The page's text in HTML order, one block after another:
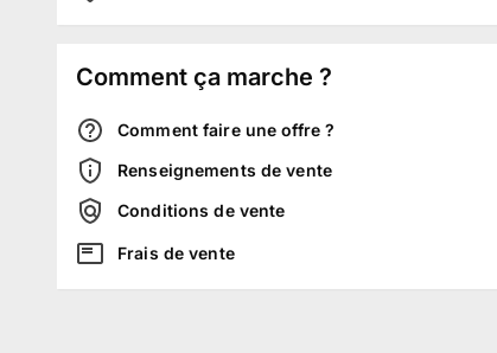
Comment ça marche ?
Comment faire une offre ?
Renseignements de vente
Conditions de vente
Frais de vente